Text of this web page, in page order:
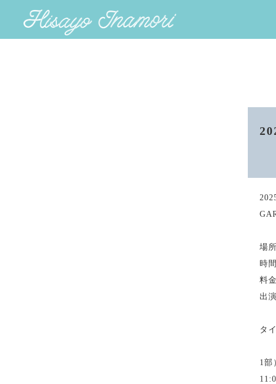
場
時
料
出
タ
1部